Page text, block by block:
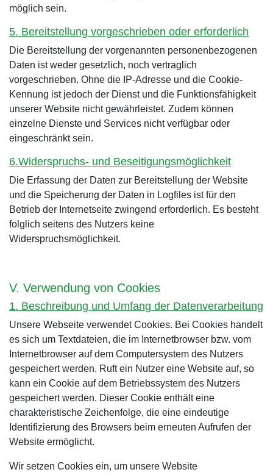
möglich sein.
5. Bereitstellung vorgeschrieben oder erforderlich
Die Bereitstellung der vorgenannten personenbezogenen
Daten ist weder gesetzlich, noch vertraglich
vorgeschrieben. Ohne die IP-Adresse und die Cookie-
Kennung ist jedoch der Dienst und die Funktionsfähigkeit
unserer Website nicht gewährleistet. Zudem können
einzelne Dienste und Services nicht verfügbar oder
eingeschränkt sein.
6.Widerspruchs- und Beseitigungsmöglichkeit
Die Erfassung der Daten zur Bereitstellung der Website
und die Speicherung der Daten in Logfiles ist für den
Betrieb der Internetseite zwingend erforderlich. Es besteht
folglich seitens des Nutzers keine
Widerspruchsmöglichkeit.
V. Verwendung von Cookies
1. Beschreibung und Umfang der Datenverarbeitung
Unsere Webseite verwendet Cookies. Bei Cookies handelt
es sich um Textdateien, die im Internetbrowser bzw. vom
Internetbrowser auf dem Computersystem des Nutzers
gespeichert werden. Ruft ein Nutzer eine Website auf, so
kann ein Cookie auf dem Betriebssystem des Nutzers
gespeichert werden. Dieser Cookie enthält eine
charakteristische Zeichenfolge, die eine eindeutige
Identifizierung des Browsers beim erneuten Aufrufen der
Website ermöglicht.
Wir setzen Cookies ein, um unsere Website